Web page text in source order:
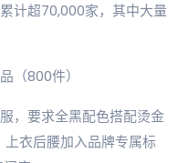
计超70,000家，其中大量
（800件）
，要求全黑配色搭配烫金
衣后腰加入品牌专属标